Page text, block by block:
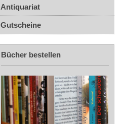
Antiquariat
Gutscheine
Bücher bestellen